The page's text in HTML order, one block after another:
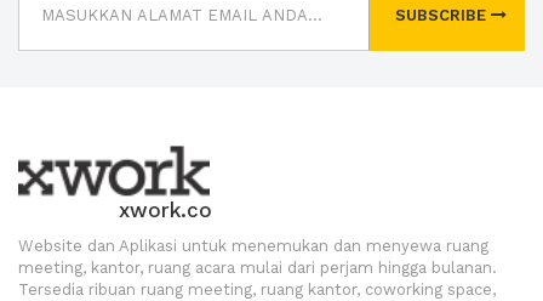
SUBSCRIBE
xwork.co
Website dan Aplikasi untuk menemukan dan menyewa ruang
meeting, kantor, ruang acara mulai dari perjam hingga bulanan.
Tersedia ribuan ruang meeting, ruang kantor, coworking space,